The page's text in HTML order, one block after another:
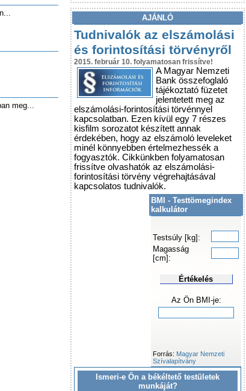
meg...
AJÁNLÓ
Tudnivalók az elszámolási
és forintosítási törvényről
2015. február 10. folyamatosan frissítve!
A Magyar Nemzeti
Bank összefoglaló
tájékoztató füzetet
jelentetett meg az
elszámolási-forintosítási törvénnyel
kapcsolatban. Ezen kívül egy 7 részes
kisfilm sorozatot készített annak
érdekében, hogy az elszámoló leveleket
minél könnyebben értelmezhessék a
fogyasztók. Cikkünkben folyamatosan
frissítve olvashatók az elszámolási-
forintosítási törvény végrehajtásával
kapcsolatos tudnivalók.
BMI - Testtömegindex
kalkulátor
Testsúly [kg]:
Magasság
[cm]:
Értékelés
Az Ön BMI-je:
Forrás: Magyar Nemzeti
Szívalapítvány
Ismeri-e Ön a békéltető testületek
munkáját?